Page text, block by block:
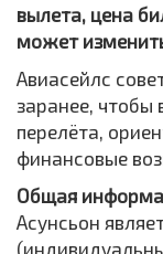
вылета, цена
может
Авиасейлс
заранее, чтобы
перелёта,
финансовые
Общая
Асунсьон